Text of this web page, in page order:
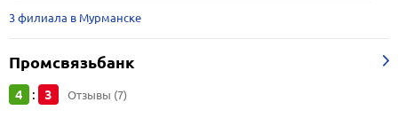
3 филиала в Мурманске
Промсвязьбанк
4 : 3 Отзывы (7)